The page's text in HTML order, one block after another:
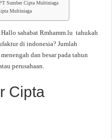
Sumber Cipta Multiniaga
Multiniaga
Hallo sahabat Rmhamm.lu tahukah
di indonesia? Jumlah
dan besar pada tahun
perusahaan.
Cipta